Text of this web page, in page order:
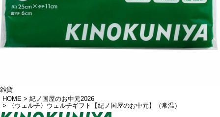
雑貨
HOME
紀ノ国屋のお中元2026
〈ウェルチ〉ウェルチギフト【紀ノ国屋のお中元】（常温）